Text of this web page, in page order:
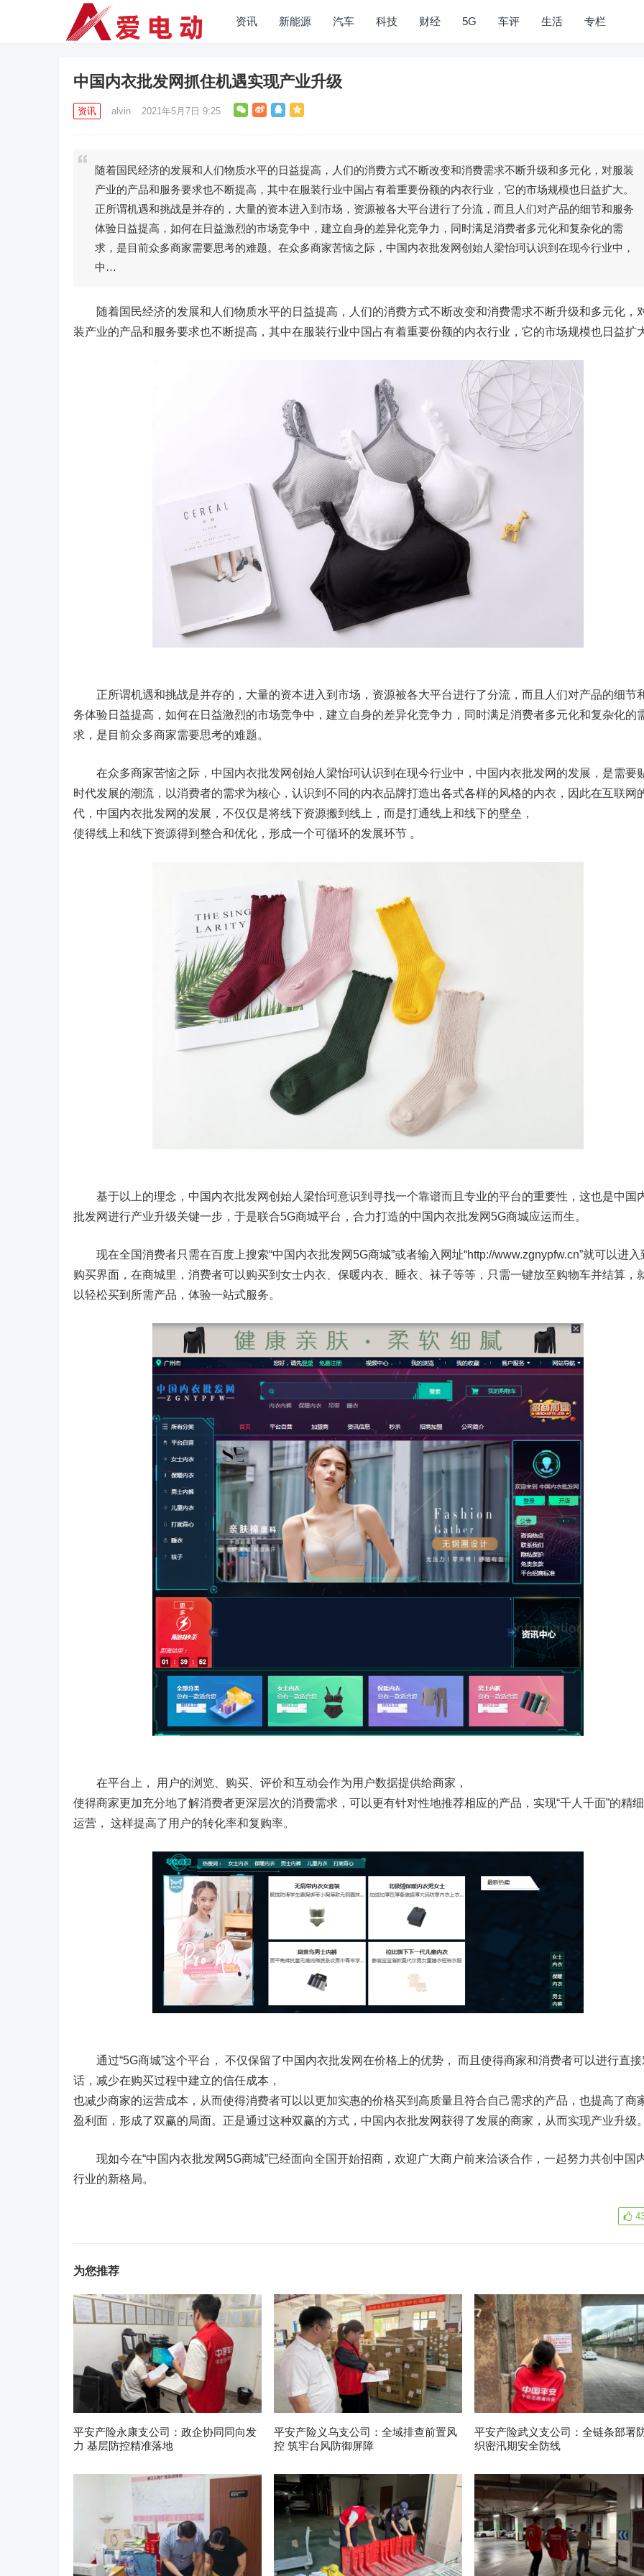
资讯 新能源 汽车 科技 财经 5G 车评 生活 专栏
中国内衣批发网抓住机遇实现产业升级
资讯 alvin 2021年5月7日 9:25
随着国民经济的发展和人们物质水平的日益提高，人们的消费方式不断改变和消费需求不断升级和多元化，对服装
产业的产品和服务要求也不断提高，其中在服装行业中国占有着重要份额的内衣行业，它的市场规模也日益扩大。
正所谓机遇和挑战是并存的，大量的资本进入到市场，资源被各大平台进行了分流，而且人们对产品的细节和服务
体验日益提高，如何在日益激烈的市场竞争中，建立自身的差异化竞争力，同时满足消费者多元化和复杂化的需
求，是目前众多商家需要思考的难题。在众多商家苦恼之际，中国内衣批发网创始人梁怡珂认识到在现今行业中，
中…
随着国民经济的发展和人们物质水平的日益提高，人们的消费方式不断改变和消费需求不断升级和多元化，
装产业的产品和服务要求也不断提高，其中在服装行业中国占有着重要份额的内衣行业，它的市场规模也日益扩
正所谓机遇和挑战是并存的，大量的资本进入到市场，资源被各大平台进行了分流，而且人们对产品的细节
务体验日益提高，如何在日益激烈的市场竞争中，建立自身的差异化竞争力，同时满足消费者多元化和复杂化的
求，是目前众多商家需要思考的难题。
在众多商家苦恼之际，中国内衣批发网创始人梁怡珂认识到在现今行业中，中国内衣批发网的发展，是需要
时代发展的潮流，以消费者的需求为核心，认识到不同的内衣品牌打造出各式各样的风格的内衣，因此在互联网
代，中国内衣批发网的发展，不仅仅是将线下资源搬到线上，而是打通线上和线下的壁垒，
使得线上和线下资源得到整合和优化，形成一个可循环的发展环节 。
基于以上的理念，中国内衣批发网创始人梁怡珂意识到寻找一个靠谱而且专业的平台的重要性，这也是中国
批发网进行产业升级关键一步，于是联合5G商城平台，合力打造的中国内衣批发网5G商城应运而生。
现在全国消费者只需在百度上搜索“中国内衣批发网5G商城”或者输入网址“http://www.zgnypfw.cn”就可以进入
购买界面，在商城里，消费者可以购买到女士内衣、保暖内衣、睡衣、袜子等等，只需一键放至购物车并结算，
以轻松买到所需产品，体验一站式服务。
在平台上， 用户的浏览、购买、评价和互动会作为用户数据提供给商家，
使得商家更加充分地了解消费者更深层次的消费需求，可以更有针对性地推荐相应的产品，实现“千人千面”的精
运营， 这样提高了用户的转化率和复购率。
通过“5G商城”这个平台， 不仅保留了中国内衣批发网在价格上的优势， 而且使得商家和消费者可以进行直接
话，减少在购买过程中建立的信任成本，
也减少商家的运营成本，从而使得消费者可以以更加实惠的价格买到高质量且符合自己需求的产品，也提高了商
盈利面，形成了双赢的局面。正是通过这种双赢的方式，中国内衣批发网获得了发展的商家，从而实现产业升级
现如今在“中国内衣批发网5G商城”已经面向全国开始招商，欢迎广大商户前来洽谈合作，一起努力共创中国
行业的新格局。
为您推荐
平安产险永康支公司：政企协同同向发
力 基层防控精准落地
平安产险义乌支公司：全域排查前置风
控 筑牢台风防御屏障
平安产险武义支公司：全链条部署
织密汛期安全防线